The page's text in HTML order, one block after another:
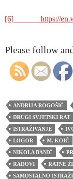
[6] https://
Please follow
ANDRIJA ROGOŠIĆ
DRUGI SVJETSKI RAT
ISTRAŽIVANJE
LOGOR
M. KOIĆ
NIKOLA BANIĆ
RADOVI
RATNE
SAMOSTALNO